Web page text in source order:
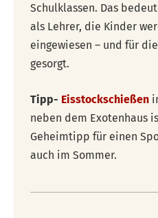
Schulklassen. Das
als Lehrer, die Kinder
eingewiesen – und für
gesorgt.
Tipp- Eisstockschießen
neben dem Exotenhaus
Geheimtipp für einen
auch im Sommer.